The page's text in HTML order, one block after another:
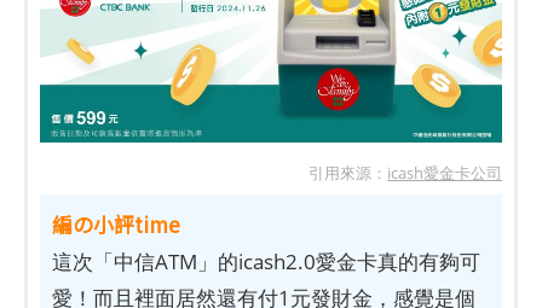
引用來源： icash愛金卡公司
編の小評time
這次「中信ATM」的icash2.0愛金卡真的有夠可
愛！而且裡面居然還有付1元發財金，感覺是個